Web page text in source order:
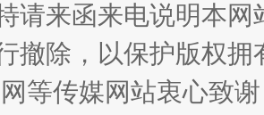
魏明亮
请来函来电说明本
撤除，以保护版权
等传媒网站衷心致